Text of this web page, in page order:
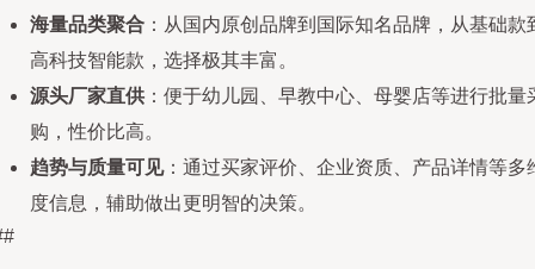
海量品类聚合 ：从国内原创品牌到国际知名品牌，从基础款
高科技智能款，选择极其丰富。
源头厂家直供 ：便于幼儿园、早教中心、母婴店等进行批量
购，性价比高。
趋势与质量可见：通过买家评价、企业资质、产品详情等多
度信息，辅助做出更明智的决策。